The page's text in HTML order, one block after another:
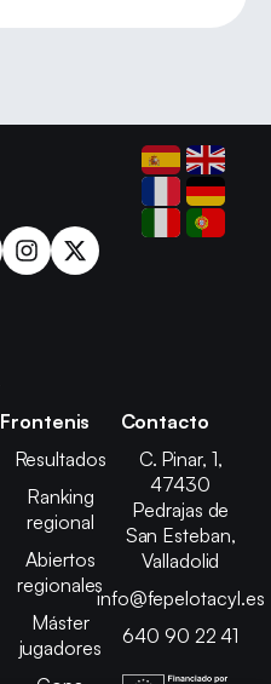
Frontenis
Resultados
Ranking
regional
Abiertos
regionales
Máster
jugadores
Contacto
C. Pinar, 1,
47430
Pedrajas de
San Esteban,
Valladolid
info@fepelotacyl.es
640 90 22 41